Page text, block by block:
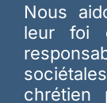
Nous
leur foi
chrétien